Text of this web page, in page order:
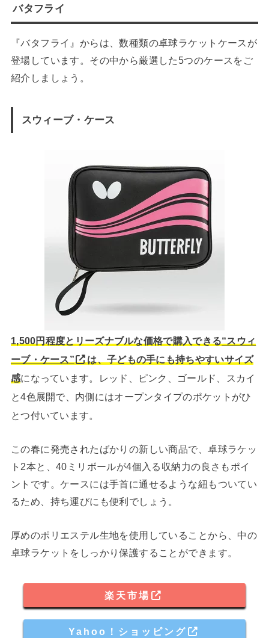
バタフライ
『バタフライ』からは、数種類の卓球ラケットケースが
登場しています。その中から厳選した5つのケースをご
紹介しましょう。
スウィーブ・ケース
1,500円程度とリーズナブルな価格で購入できる“スウィ
ーブ・ケース”
は、子どもの手にも持ちやすいサイズ
感になっています。レッド、ピンク、ゴールド、スカイ
と4色展開で、内側にはオープンタイプのポケットがひ
とつ付いています。
この春に発売されたばかりの新しい商品で、卓球ラケッ
ト2本と、40ミリボールが4個入る収納力の良さもポイ
ントです。ケースには手首に通せるような紐もついてい
るため、持ち運びにも便利でしょう。
厚めのポリエステル生地を使用していることから、中の
卓球ラケットをしっかり保護することができます。
楽天市場
Yahoo！ショッピング